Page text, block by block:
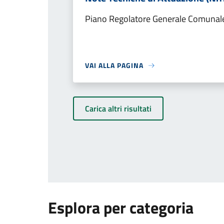
Piano Regolatore Generale
VAI ALLA PAGINA
Carica altri risultati
Esplora per categoria